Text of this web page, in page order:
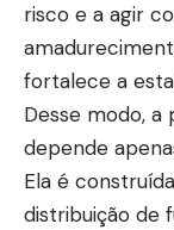
risco e a agir
fortalece a
Desse modo,
depende
Ela é
distribuição de